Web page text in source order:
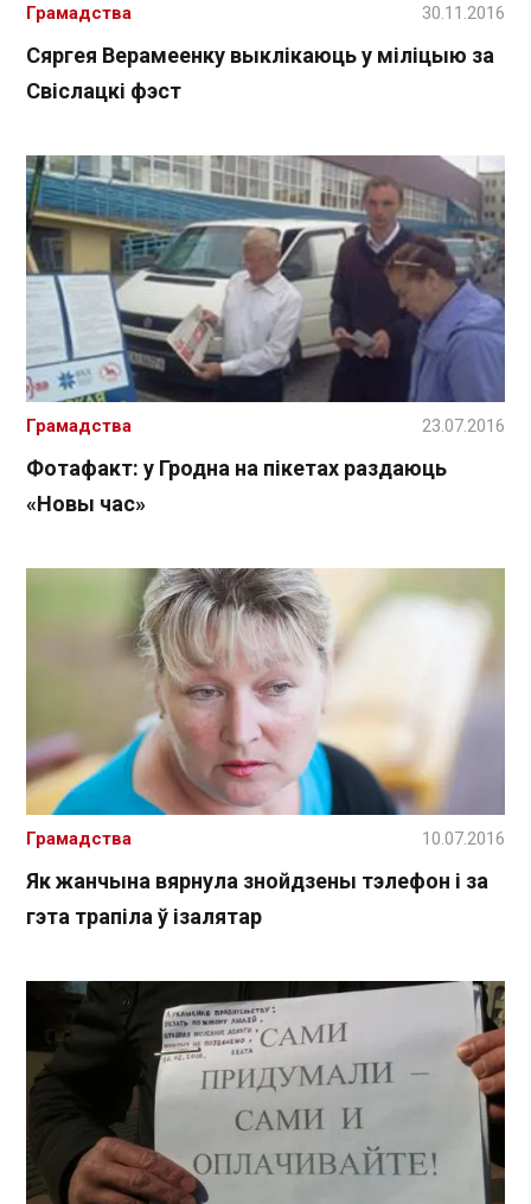
Сяргея Верамеенку выклікаюць у міліцыю за
Свіслацкі фэст
Грамадства 30.11.2016
Фотафакт: у Гродна на пікетах раздаюць
«Новы час»
Грамадства 23.07.2016
Як жанчына вярнула знойдзены тэлефон і за
гэта трапіла ў ізалятар
Грамадства 10.07.2016